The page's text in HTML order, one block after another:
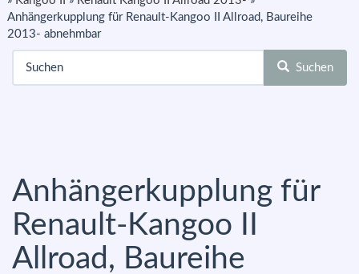
Anhängerkupplung für Renault-Kangoo II Allroad, Baureihe
2013- abnehmbar
Suchen
Anhängerkupplung für
Renault-Kangoo II
Allroad, Baureihe